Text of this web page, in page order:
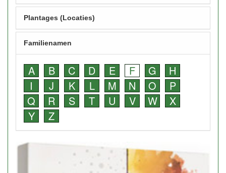
Plantages (Locaties)
Familienamen
A B C D E F G
H
I
J K L M N O
P
Q
R S T U V W
X
Y
Z